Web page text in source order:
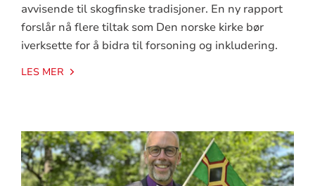
avvisende til skogfinske tradisjoner. En ny rapport
forslår nå flere tiltak som Den norske kirke bør
iverksette for å bidra til forsoning og inkludering.
LES MER